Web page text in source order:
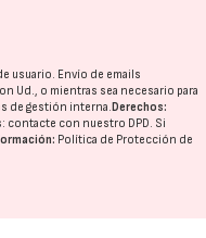
usuario. Envío de emails
Ud., o mientras sea necesario para
de gestión interna. Derechos:
contacte con nuestro DPD. Si
Política de Protección de